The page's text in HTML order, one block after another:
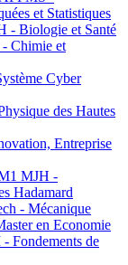
et Statistiques
Biologie et Santé
Chimie et
Cyber
des Hautes
Entreprise
MJH -
Hadamard
- Mécanique
en Economie
Fondements de